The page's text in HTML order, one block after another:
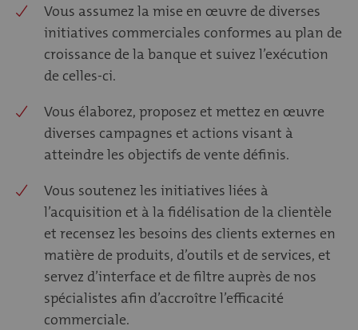
Vous assumez la mise en œuvre de diverses
initiatives commerciales conformes au plan de
croissance de la banque et suivez l’exécution
de celles-ci.
Vous élaborez, proposez et mettez en œuvre
diverses campagnes et actions visant à
atteindre les objectifs de vente définis.
Vous soutenez les initiatives liées à
l’acquisition et à la fidélisation de la clientèle
et recensez les besoins des clients externes en
matière de produits, d’outils et de services, et
servez d’interface et de filtre auprès de nos
spécialistes afin d’accroître l’efficacité
commerciale.